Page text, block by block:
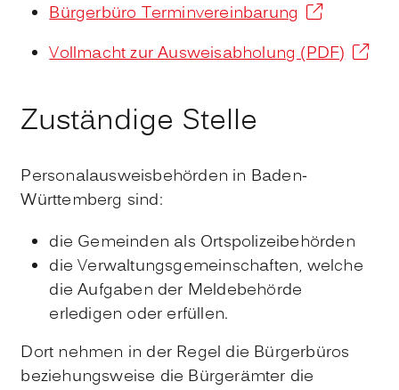
Bürgerbüro Terminvereinbarung
Vollmacht zur Ausweisabholung (PDF)
Zuständige Stelle
Personalausweisbehörden in Baden-
Württemberg sind:
die Gemeinden als Ortspolizeibehörden
die Verwaltungsgemeinschaften, welche
die Aufgaben der Meldebehörde
erledigen oder erfüllen.
Dort nehmen in der Regel die Bürgerbüros
beziehungsweise die Bürgerämter die